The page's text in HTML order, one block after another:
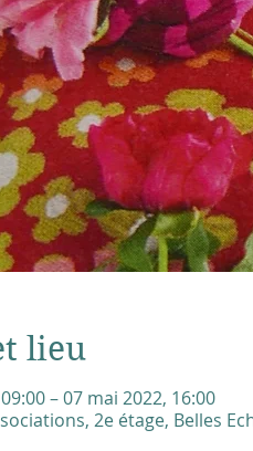
lieu
– 07 mai 2022, 16:00
2e étage, Belles